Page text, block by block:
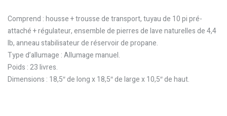
Comprend : housse + trousse de transport, tuyau de 10 pi pré-
attaché + régulateur, ensemble de pierres de lave naturelles de 4,4
lb, anneau stabilisateur de réservoir de propane.
Type d’allumage : Allumage manuel.
Poids : 23 livres.
Dimensions : 18,5″ de long x 18,5″ de large x 10,5″ de haut.